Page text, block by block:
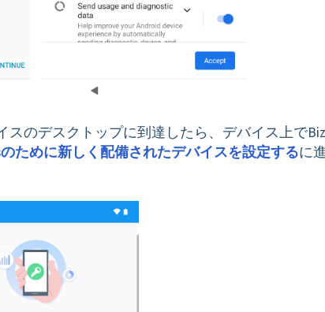
スのデスクトップに到達したら、デバイス上でBiz
ために新しく配備されたデバイスを設定するに